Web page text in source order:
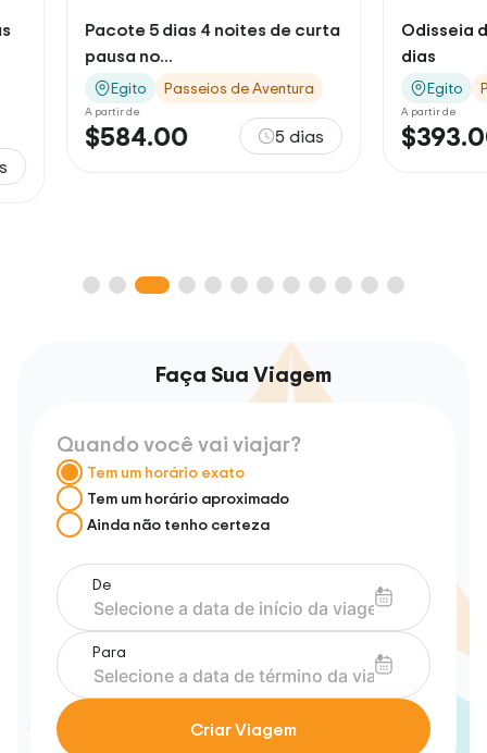
Pacote 5 dias 4 noites de curta
pausa no...
Egito Passeios de Aventura
A partir de
$584.00 5 dias
Odisseia do
Egito
A partir de
$393.00
Faça Sua Viagem
Quando você vai viajar?
Tem um horário exato
Tem um horário aproximado
Ainda não tenho certeza
De
Para
Criar Viagem